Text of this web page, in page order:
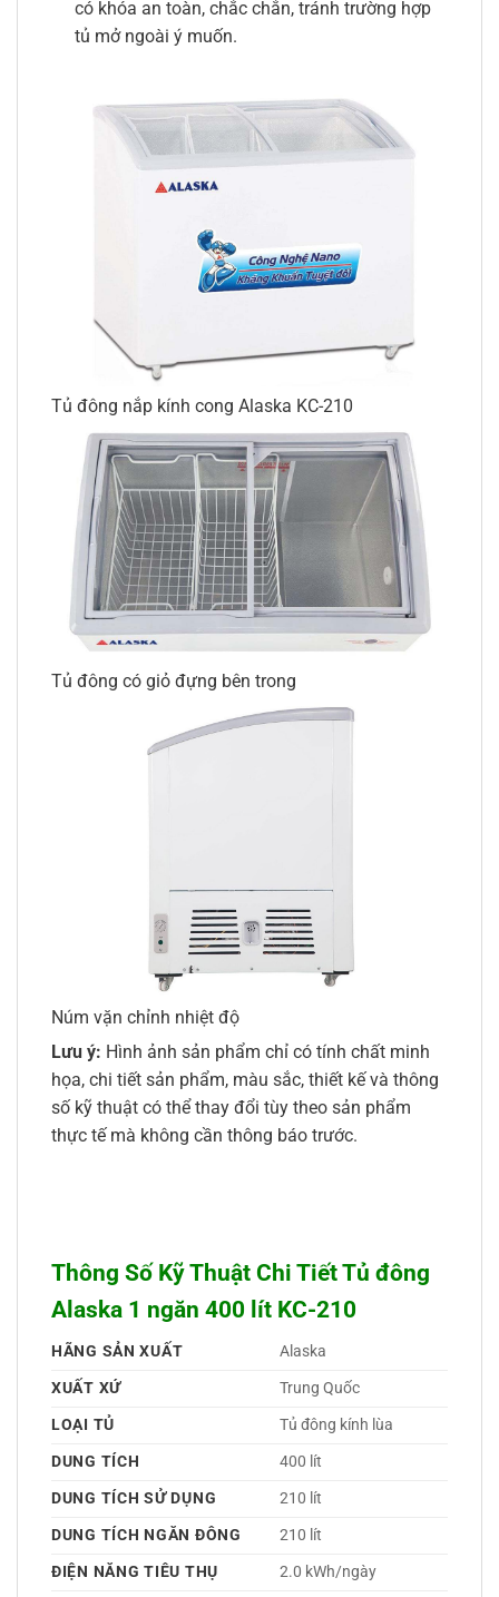
có khóa an toàn, chắc chắn, tránh trường hợp
tủ mở ngoài ý muốn.
Tủ đông nắp kính cong Alaska KC-210
Tủ đông có giỏ đựng bên trong
Núm vặn chỉnh nhiệt độ
Lưu ý: Hình ảnh sản phẩm chỉ có tính chất minh
họa, chi tiết sản phẩm, màu sắc, thiết kế và thông
số kỹ thuật có thể thay đổi tùy theo sản phẩm
thực tế mà không cần thông báo trước.
Thông Số Kỹ Thuật Chi Tiết Tủ đông
Alaska 1 ngăn 400 lít KC-210
HÃNG SẢN XUẤT
Alaska
XUẤT XỨ
Trung Quốc
LOẠI TỦ
Tủ đông kính lùa
DUNG TÍCH
400 lít
DUNG TÍCH SỬ DỤNG
210 lít
DUNG TÍCH NGĂN ĐÔNG
210 lít
ĐIỆN NĂNG TIÊU THỤ
2.0 kWh/ngày